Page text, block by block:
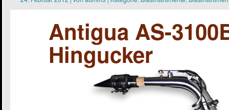
Antigua AS-
Hingucker